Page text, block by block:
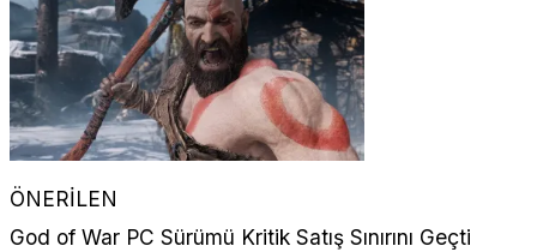
ÖNERİLEN
God of War PC Sürümü Kritik Satış Sınırını Geçti